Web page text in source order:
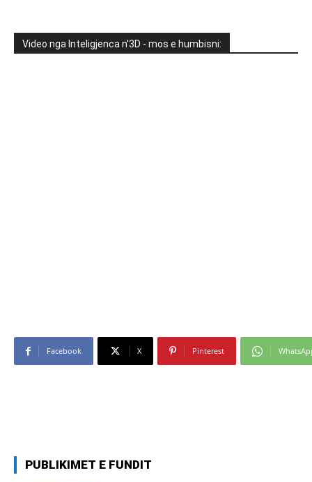
Video nga Inteligjenca n'3D - mos e humbisni:
Facebook X Pinterest
PUBLIKIMET E FUNDIT